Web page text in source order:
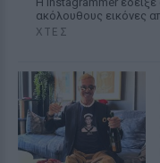
ακόλουθους εικόνες
ΧΤΕΣ